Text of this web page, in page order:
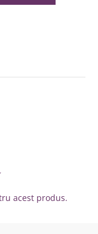
acest produs.